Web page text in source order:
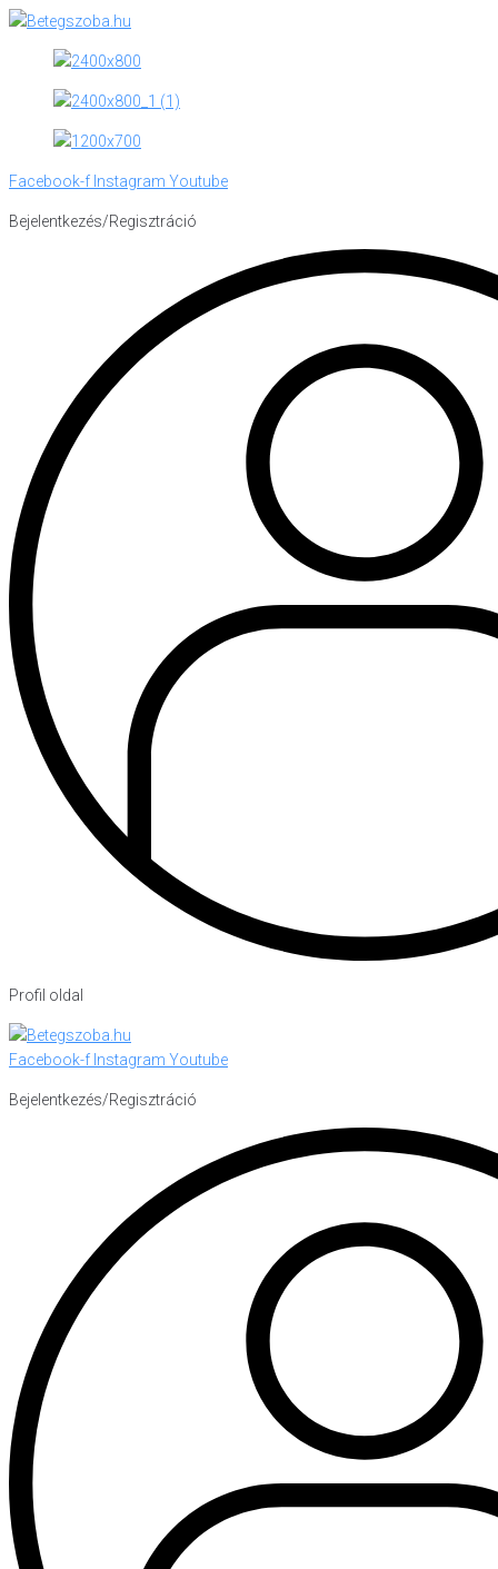
Skip
content
Facebook-f Instagram Youtube
Bejelentkezés/Regisztráció
Profil oldal
Facebook-f Instagram Youtube
Bejelentkezés/Regisztráció